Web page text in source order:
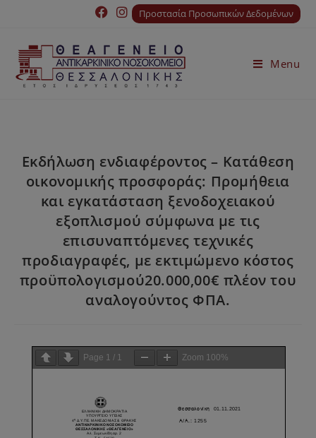
Προστασία Προσωπικών Δεδομένων
Menu
Εκδήλωση ενδιαφέροντος – Κατάθεση
οικονομικής προσφοράς: Προμήθεια
και εγκατάσταση ξενοδοχειακού
εξοπλισμού σύμφωνα με τις
επισυναπτόμενες τεχνικές
προδιαγραφές, με εκτιμώμενο κόστος
προϋπολογισμού20.000,00€ πλέον του
αναλογούντος ΦΠΑ.
Page 1 / 1 Zoom 100%